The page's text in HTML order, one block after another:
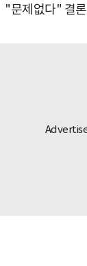
"문제없다" 결론